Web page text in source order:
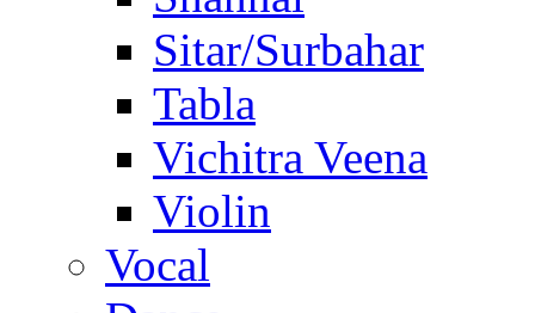
Sitar/Surbahar
Tabla
Vichitra Veena
Violin
Vocal